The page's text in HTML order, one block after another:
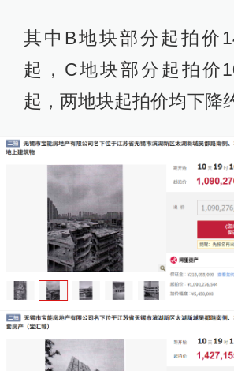
其中B地块部分起拍价
起，C地块部分起拍价
起，两地块起拍价均下降